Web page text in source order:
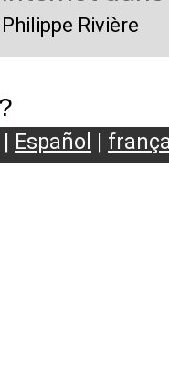
Rivière
?
| Español |